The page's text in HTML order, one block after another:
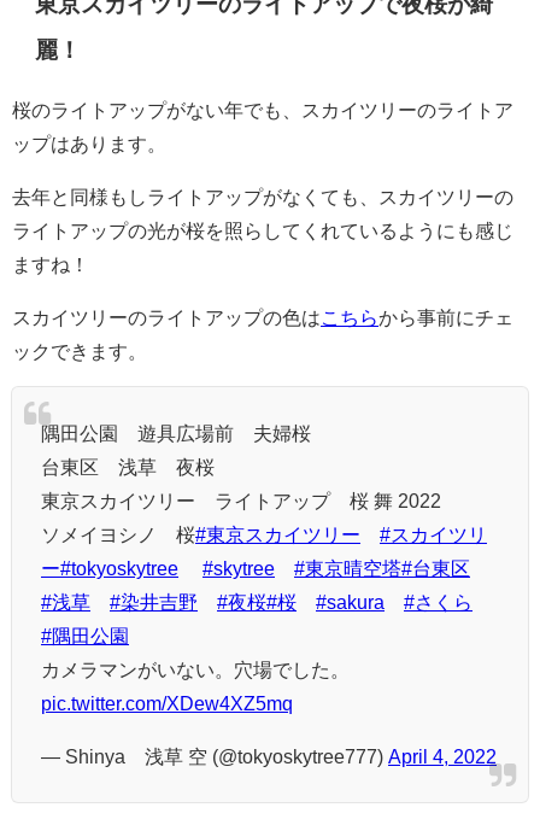
東京スカイツリーのライトアップで夜桜が綺
麗！
桜のライトアップがない年でも、スカイツリーのライトア
ップはあります。
去年と同様もしライトアップがなくても、スカイツリーの
ライトアップの光が桜を照らしてくれているようにも感じ
ますね！
スカイツリーのライトアップの色は こちらから事前にチェ
ックできます。
隅田公園 遊具広場前 夫婦桜
台東区 浅草 夜桜
東京スカイツリー ライトアップ 桜 舞 2022
ソメイヨシノ 桜#東京スカイツリー
#スカイツリ
ー#tokyoskytree #skytree #東京晴空塔#台東区
#浅草
#染井吉野 #夜桜#桜 #sakura
#さくら
#隅田公園
カメラマンがいない。穴場でした。
pic.twitter.com/XDew4XZ5mq
— Shinya 浅草 空 (@tokyoskytree777) April 4, 2022